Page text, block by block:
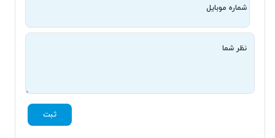
شماره موبایل
نظر شما
ثبت